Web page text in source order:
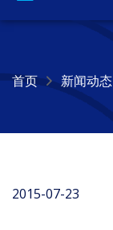
首页 新闻动态
2015-07-23